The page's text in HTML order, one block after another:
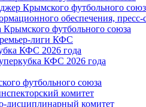
Крымского футбольного
обеспечения, пресс-
футбольного союза
лиги КФС
КФС 2026 года
КФС 2026 года
футбольного союза
комитет
дисциплинарный комитет